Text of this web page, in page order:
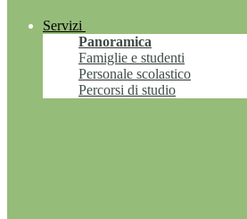
Servizi
Panoramica
Famiglie e studenti
Personale scolastico
Percorsi di studio